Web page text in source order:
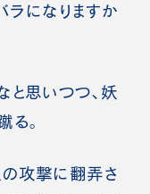
ラになりますか
思いつつ、妖
る。
攻撃に翻弄さ